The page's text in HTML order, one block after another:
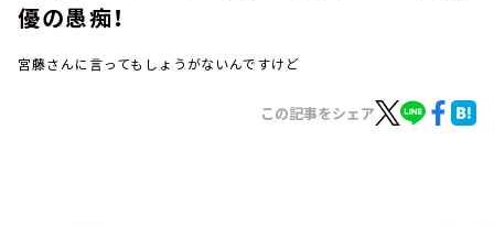
優の愚痴！
宮藤さんに言ってもしょうがないんですけど
この記事をシェア